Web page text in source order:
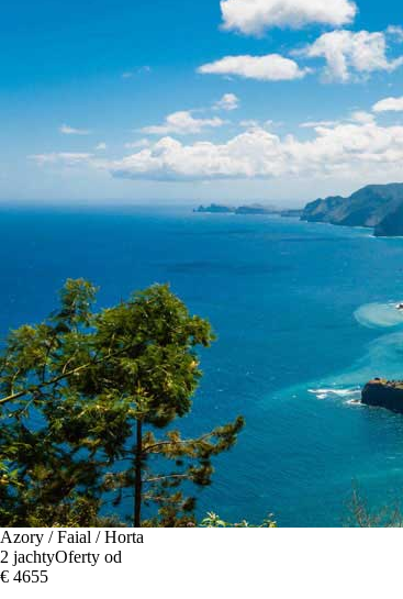
Azory / Faial / Horta
2 jachtyOferty od
€ 4655